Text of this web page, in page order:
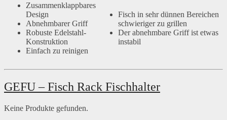
Zusammenklappbares
Design
Abnehmbarer Griff
Robuste Edelstahl-
Konstruktion
Einfach zu reinigen
Fisch in sehr dünnen Bereichen
schwieriger zu grillen
Der abnehmbare Griff ist etwas
instabil
GEFU – Fisch Rack Fischhalter
Keine Produkte gefunden.